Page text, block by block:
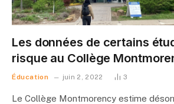
Les données de certains
risque au Collège
Éducation juin 2, 2022 3
Le Collège Montmorency estime